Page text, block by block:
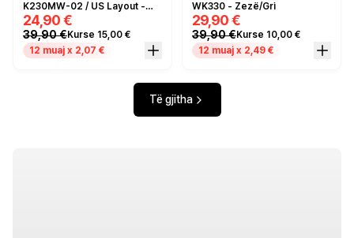
K230MW-02 / US Layout -
Bardhë
24,90 €
39,90 €Kurse 15,00 €
12 muaj x 2,07 €
WK330 - Zezë/Gri
29,90 €
39,90 €Kurse 10,00 €
12 muaj x 2,49 €
Të gjitha